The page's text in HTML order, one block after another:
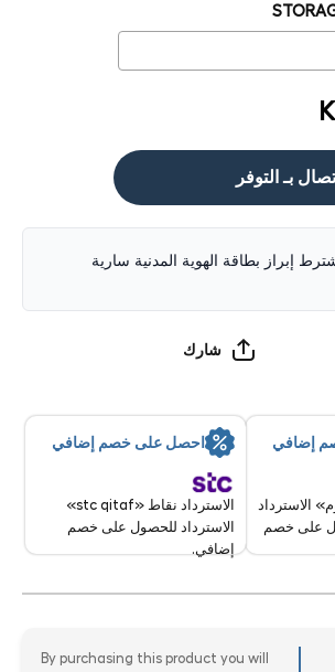
بـ التوفر
إبراز بطاقة الهوية المدنية سارية
شارك
إضافي
الاسترداد
على خصم
احصل على خصم إضافي
الاسترداد نقاط «stc qitaf»
الاسترداد للحصول على خصم
إضافي.
By purchasing this product you will